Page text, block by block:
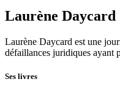
Laurène Daycard
Laurène Daycard est une
défaillances juridiques ayant
Ses livres